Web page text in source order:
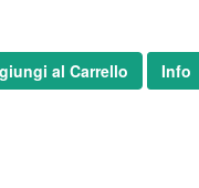
al Carrello Info